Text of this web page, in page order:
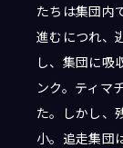
たちは集団内
進むにつれ、
し、集団に吸
ンク。ティマ
た。しかし、
小。追走集団